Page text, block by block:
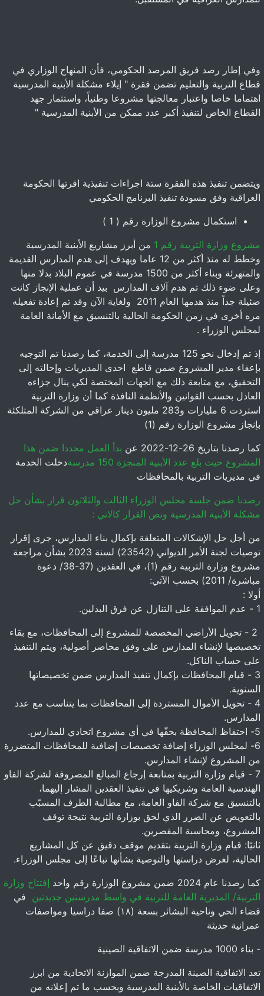
وفي إطار رصد فريق المرصد الحكومي، فأن المنهاج الوزاري في
قطاع التربية والتعليم تضمن فقرة " إيلاء مشكلة الأبنية المدرسية
اهتماما خاصا واعتبار معالجتها مشروعا وطنياً، واستثمار جهد
القطاع الخاص لتنفيذ أكبر عدد ممكن من الأبنية المدرسية "
ويتضمن تنفيذ هذه الفقرة ستة اجراءات تنفيذية اقرتها الحكومة
العراقية وفق مسودة تنفيذ البرنامج الحكومي
استكمال مشروع الوزارة رقم ( 1 )
مشروع وزارة التربية رقم 1
من أبرز مشاريع الأبنية المدرسية
وخطط له منذ أكثر من 12 عاما ويهدف إلى هدم المدارس القديمة
والمتهرئة وبناء أكثر من 1500 مدرسة في عموم البلاد بدلا منها
وعلى ضوء ذلك تم هدم آلاف المدارس بيد أن عملية الإنجاز كانت
ضئيلة جداً منذ هدمها العام 2011 ولغاية الآن وقد تم إعادة تفعيله
مره أخرى في زمن الحكومة الحالية بالتنسيق مع الأمانة العامة
لمجلس الوزراء .
إذ تم إدخال نحو 125 مدرسة إلى الخدمة، كما رصدنا تم التوجيه
بإعفاء مدير المشروع ضمن قاطع احدى المديريات وإحالته إلى
التحقيق، مع متابعة ذلك مع الجهات المختصة لكي ينال جزاءه
العادل بحسب القوانين والأنظمة النافذة كما أن وزارة التربية
استردت 6 مليارات و283 مليون دينار عراقي من الشركة المتلكئة
بإنجاز مشروع الوزارة رقم (1)
كما رصدنا بتاريخ 26-12-2022 عن
بدأ العمل مجددا ضمن هذا
المشروع حيث بلغ عدد الأبنية المنجزة 150 مدرسة
دخلت الخدمة
في مديريات التربية بالمحافظات
رصدنا ضمن جلسة مجلس الوزراء الثالث والثلاثون قرار بشأن حل
مشكلة الأبنية المدرسية ونص القرار كالاتي :
من أجل حل الإشكالات المتعلقة بإكمال بناء المدارس، جرى إقرار
توصيات لجنة الأمر الديواني (23542) لسنة 2023 بشأن مراجعة
مشروع وزارة التربية رقم (1)، في العقدين (37-38/ دعوة
مباشرة/ 2011) بحسب الآتي:
أولا :
1 - عدم الموافقة على التنازل عن فرق البدلين.
2 - تحويل الأراضي المخصصة للمشروع إلى المحافظات، مع بقاء
تخصيصها لإنشاء المدارس على وفق محاضر أصولية، ويتم التنفيذ
على حساب الناكل.
3 - قيام المحافظات بإكمال تنفيذ المدارس ضمن تخصيصاتها
السنوية.
4 - تحويل الأموال المستردة إلى المحافظات بما يتناسب مع عدد
المدارس.
5- احتفاظ المحافظة بحقّها في أي مشروع اتحادي للمدارس.
6- لمجلس الوزراء إضافة تخصيصات إضافية للمحافظات المتضررة
من المشروع لإنشاء المدارس.
7 - قيام وزارة التربية بمتابعة إرجاع المبالغ المصروفة لشركة الفاو
الهندسية العامة وشريكيها في تنفيذ العقدين المشار إليهما،
بالتنسيق مع شركة الفاو العامة، مع مطالبة الطرف المسبّب
بالتعويض عن الضرر الذي لحق بوزارة التربية نتيجة توقف
المشروع، ومحاسبة المقصرين.
ثانيًا: قيام وزارة التربية بتقديم موقف دقيق عن كل المشاريع
الحالية، لغرض دراستها والتوصية بشأنها تباعًا إلى مجلس الوزراء.
كما رصدنا عام 2024 ضمن مشروع الوزارة رقم واحد
إفتتاح وزارة
التربية/ المديرية العامة للتربية في واسط مدرستين جديدتين في
قضاء الحي وناحية البشائر بسعة (١٨) صفا دراسيا ومواصفات
عمرانية حديثة
- بناء 1000 مدرسة ضمن الاتفاقية الصينية
تعد الاتفاقية الصينة المدرجة ضمن الموازنة الاتحادية من ابرز
الاتفاقيات الخاصة بالأبنية المدرسية وبحسب ما تم إعلانه من